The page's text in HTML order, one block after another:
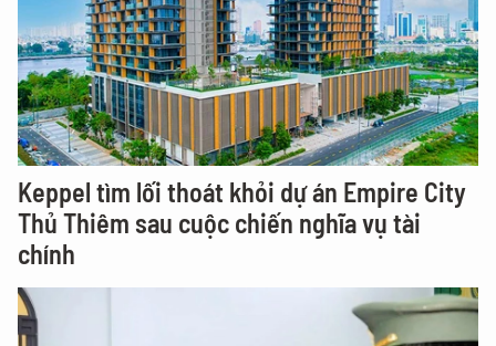
Keppel tìm lối thoát khỏi dự án Empire City
Thủ Thiêm sau cuộc chiến nghĩa vụ tài
chính